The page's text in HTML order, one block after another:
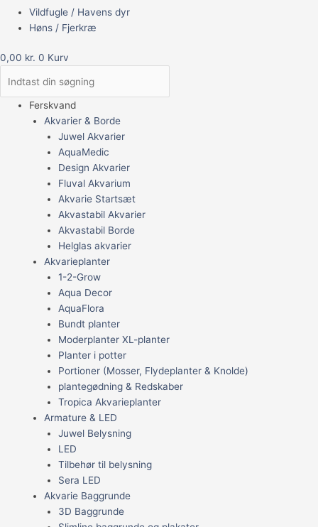
Vildfugle / Havens dyr
Høns / Fjerkræ
0,00 kr. 0 Kurv
Ferskvand
Akvarier & Borde
Juwel Akvarier
AquaMedic
Design Akvarier
Fluval Akvarium
Akvarie Startsæt
Akvastabil Akvarier
Akvastabil Borde
Helglas akvarier
Akvarieplanter
1-2-Grow
Aqua Decor
AquaFlora
Bundt planter
Moderplanter XL-planter
Planter i potter
Portioner (Mosser, Flydeplanter & Knolde)
plantegødning & Redskaber
Tropica Akvarieplanter
Armature & LED
Juwel Belysning
LED
Tilbehør til belysning
Sera LED
Akvarie Baggrunde
3D Baggrunde